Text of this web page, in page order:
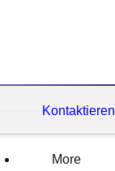
Kontaktieren
More